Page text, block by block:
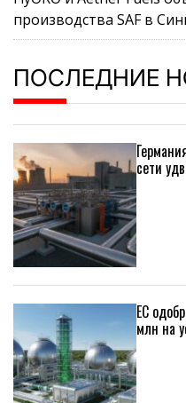
производства SAF в
ПОСЛЕДНИЕ
сети
ЕС
млн на